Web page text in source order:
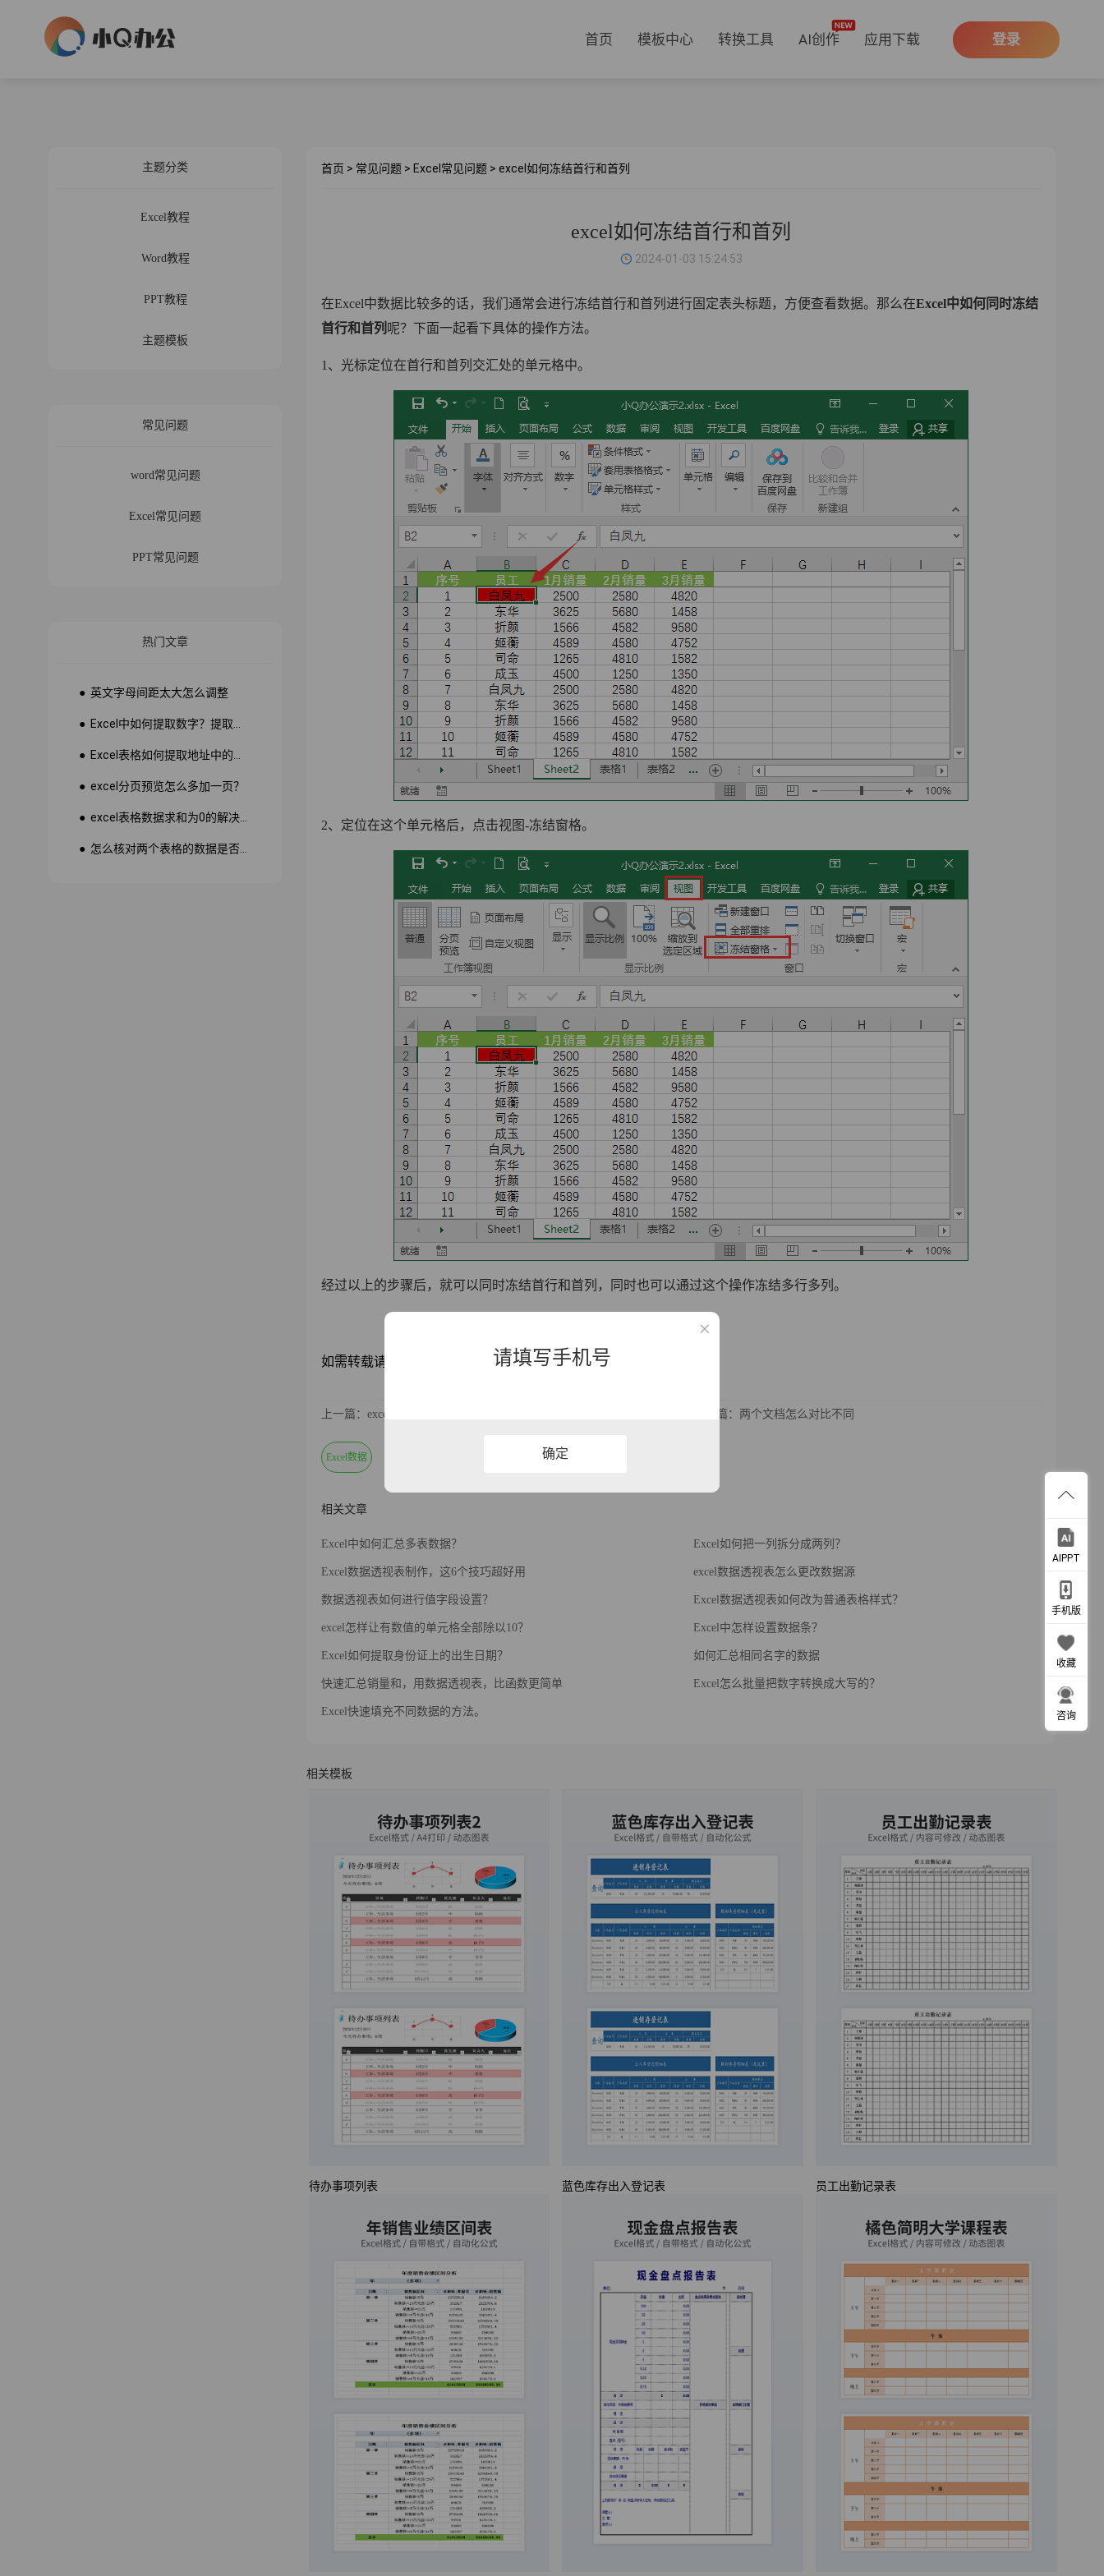
首页 模板中心 转换工具 AI创作 应用下载 登录
主题分类
Excel教程
Word教程
PPT教程
主题模板
常见问题
word常见问题
Excel常见问题
PPT常见问题
热门文章
● 英文字母间距太大怎么调整
● excel分页预览怎么多加一页？
首页 > 常见问题 > Excel常见问题 > excel如何冻结首行和首列
excel如何冻结首行和首列
2024-01-03 15:24:53
在Excel中数据比较多的话，我们通常会进行冻结首行和首列进行固定表头标题，方便查看数据。那么在Excel中如何同时冻结
首行和首列 呢？下面一起看下具体的操作方法。
1、光标定位在首行和首列交汇处的单元格中。
2、定位在这个单元格后，点击视图-冻结窗格。
经过以上的步骤后，就可以同时冻结首行和首列，同时也可以通过这个操作冻结多行多列。
如需转载请注明源网址：http://www.xqppt.com/article/800.html
上一篇：excel怎样让有数值的单元格全部除以10？ 下一篇：两个文档怎么对比不同
Excel数据
相关文章
Excel中如何汇总多表数据？
Excel数据透视表制作，这6个技巧超好用
数据透视表如何进行值字段设置？
excel怎样让有数值的单元格全部除以10？
Excel如何提取身份证上的出生日期？
快速汇总销量和，用数据透视表，比函数更简单
Excel快速填充不同数据的方法。
Excel如何把一列拆分成两列？
excel数据透视表怎么更改数据源
Excel数据透视表如何改为普通表格样式？
Excel中怎样设置数据条？
如何汇总相同名字的数据
Excel怎么批量把数字转换成大写的？
相关模板
待办事项列表 蓝色库存出入登记表 员工出勤记录表
AIPPT
手机版
收藏
咨询
请填写手机号
确定